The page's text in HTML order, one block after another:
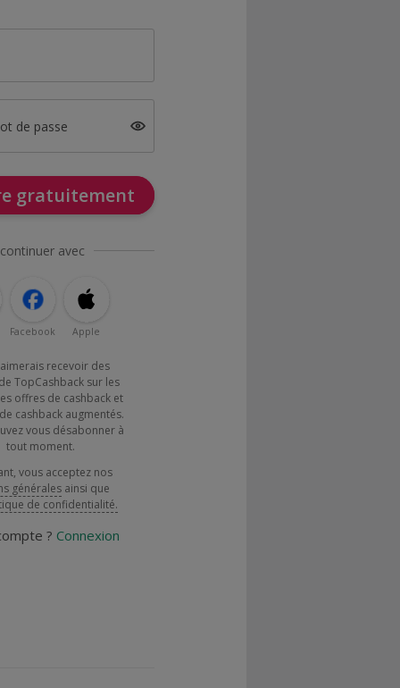
de passe
gratuitement
avec
Facebook Apple
recevoir des
TopCashback sur les
offres de cashback et
cashback augmentés.
vous désabonner à
tout moment.
vous acceptez nos
générales ainsi que
de confidentialité.
? Connexion